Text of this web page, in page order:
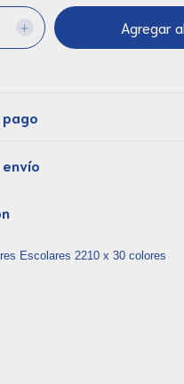
Escolares 2210 x 30 colores